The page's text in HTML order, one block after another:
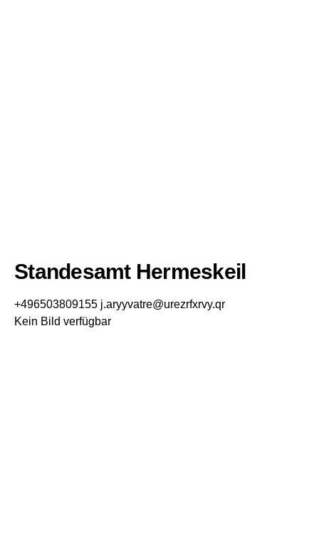
Standesamt Hermeskeil
+496503809155 j.aryyvatre@urezrfxrvy.qr
Kein Bild verfügbar